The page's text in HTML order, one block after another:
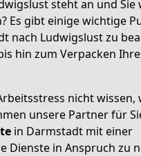
steht an und Sie
Es gibt einige wichtige
nach Ludwigslust zu
hin zum Verpacken
nicht wissen,
unsere Partner für
in Darmstadt mit einer
Dienste in Anspruch zu